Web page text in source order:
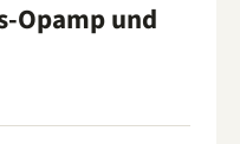
Opamp und